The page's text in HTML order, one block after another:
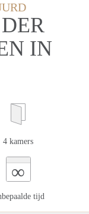
IN
4 kamers
∞
tijd